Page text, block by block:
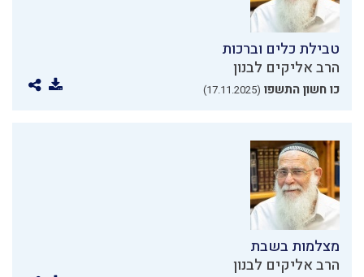
טבילת כלים וברכות
הרב אליקים לבנון
כו חשון התשפו (17.11.2025)
מצלמות בשבת
הרב אליקים לבנון